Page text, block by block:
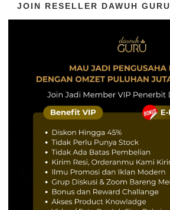
JOIN RESELLER DAWUH GURU